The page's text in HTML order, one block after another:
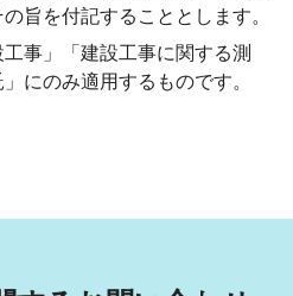
旨を付記することとします。
事」「建設工事に関する測
にのみ適用するものです。